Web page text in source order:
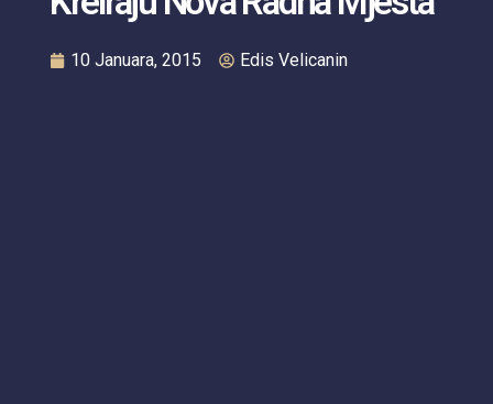
10 Januara, 2015 Edis Velicanin